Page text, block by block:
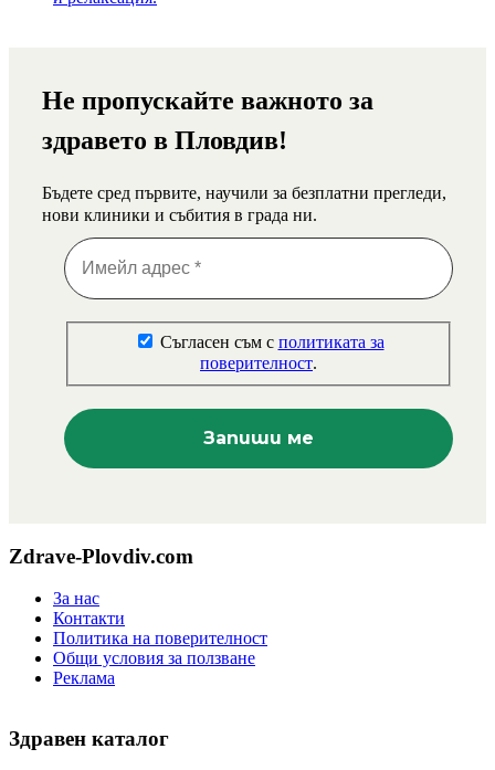
Не пропускайте важното за
здравето в Пловдив!
Бъдете сред първите, научили за безплатни прегледи,
нови клиники и събития в града ни.
Съгласен съм с политиката за
поверителност.
Zdrave-Plovdiv.com
За нас
Контакти
Политика на поверителност
Общи условия за ползване
Реклама
Здравен каталог